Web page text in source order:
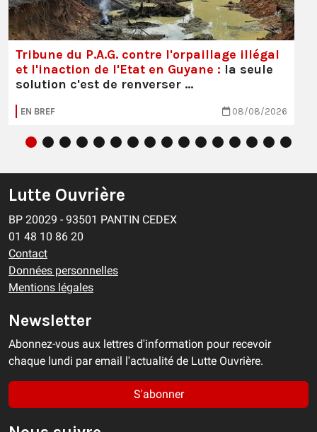
Tribune du P.A.G. contre l'orpaillage illégal
et l'inaction de l'Etat en Guyane : la seule
solution c'est de renverser …
EN BREF 08/08/2026
Lutte Ouvrière
BP 20029 - 93501 PANTIN CEDEX
01 48 10 86 20
Contact
Données personnelles
Mentions légales
Newsletter
Abonnez-vous aux lettres d'information pour recevoir
chaque lundi par email l'actualité de Lutte Ouvrière.
S'abonner